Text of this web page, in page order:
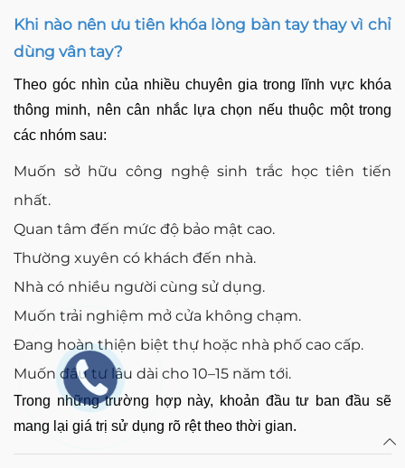
Khi nào nên ưu tiên khóa lòng bàn tay thay vì chỉ
dùng vân tay?
Theo góc nhìn của nhiều chuyên gia trong lĩnh vực khóa
thông minh, nên cân nhắc lựa chọn nếu thuộc một trong
các nhóm sau:
Muốn sở hữu công nghệ sinh trắc học tiên tiến
nhất.
Quan tâm đến mức độ bảo mật cao.
Thường xuyên có khách đến nhà.
Nhà có nhiều người cùng sử dụng.
Muốn trải nghiệm mở cửa không chạm.
Đang hoàn thiện biệt thự hoặc nhà phố cao cấp.
Muốn đầu tư lâu dài cho 10–15 năm tới.
Trong những trường hợp này, khoản đầu tư ban đầu sẽ
mang lại giá trị sử dụng rõ rệt theo thời gian.